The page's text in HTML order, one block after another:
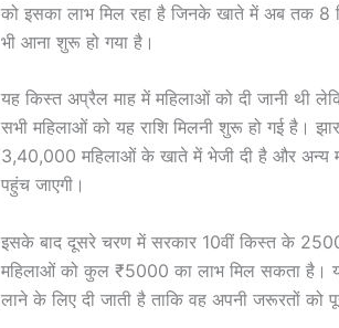
को इसका लाभ मिल रहा है जिनके खाते में अब तक
भी आना शुरू हो गया है।
यह किस्त अप्रैल माह में महिलाओं को दी जानी थी
सभी महिलाओं को यह राशि मिलनी शुरू हो गई है।
3,40,000 महिलाओं के खाते में भेजी दी है और
पहुंच जाएगी।
इसके बाद दूसरे चरण में सरकार 10वीं किस्त के
महिलाओं को कुल ₹5000 का लाभ मिल सकता है।
लाने के लिए दी जाती है ताकि वह अपनी जरूरतों को